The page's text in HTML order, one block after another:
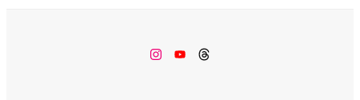
Instagram
YoutubeThreads